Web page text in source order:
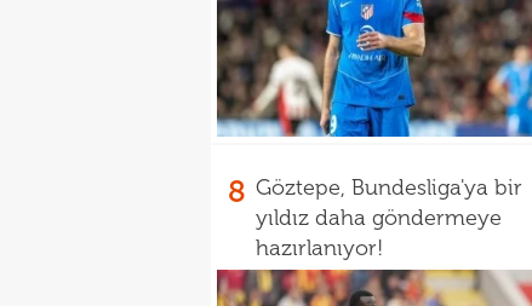
8 Göztepe, Bundesliga'ya bir
yıldız daha göndermeye
hazırlanıyor!